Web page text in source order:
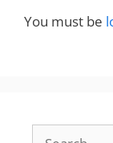
You must be